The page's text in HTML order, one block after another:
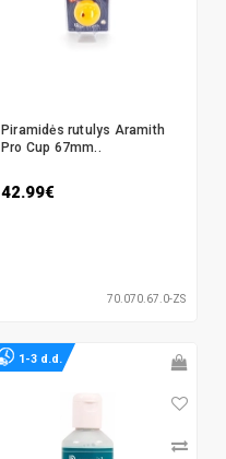
Piramidės rutulys Aramith
Pro Cup 67mm..
42.99€
70.070.67.0-ZS
1-3 d.d.